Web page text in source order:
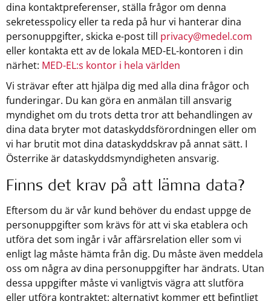
dina kontaktpreferenser, ställa frågor om denna
sekretesspolicy eller ta reda på hur vi hanterar dina
personuppgifter, skicka e-post till privacy@medel.com
eller kontakta ett av de lokala MED-EL-kontoren i din
närhet: MED-EL:s kontor i hela världen
Vi strävar efter att hjälpa dig med alla dina frågor och
funderingar. Du kan göra en anmälan till ansvarig
myndighet om du trots detta tror att behandlingen av
dina data bryter mot dataskyddsförordningen eller om
vi har brutit mot dina dataskyddskrav på annat sätt. I
Österrike är dataskyddsmyndigheten ansvarig.
Finns det krav på att lämna data?
Eftersom du är vår kund behöver du endast uppge de
personuppgifter som krävs för att vi ska etablera och
utföra det som ingår i vår affärsrelation eller som vi
enligt lag måste hämta från dig. Du måste även meddela
oss om några av dina personuppgifter har ändrats. Utan
dessa uppgifter måste vi vanligtvis vägra att slutföra
eller utföra kontraktet; alternativt kommer ett befintligt